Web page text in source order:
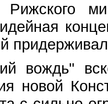
Рижского
вождь"
новой